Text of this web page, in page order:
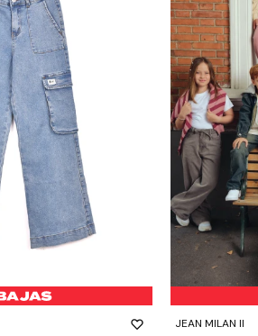
JEAN MILAN II
- +